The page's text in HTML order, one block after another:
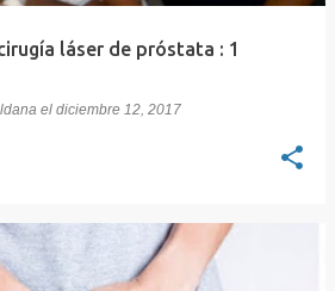
láser de próstata : 1
el diciembre 12, 2017